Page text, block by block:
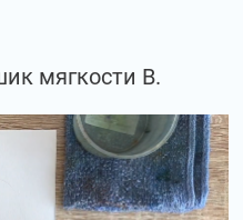
мягкости В.